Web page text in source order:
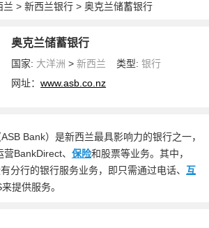
兰 > 新西兰银行 > 奥克兰储蓄银行
奥克兰储蓄银行
国家: 大洋洲 >新西兰 类型: 银行
网址：www.asb.co.nz
Bank）是新西兰最具影响力的银行之一，
BankDirect、 保险和股票等业务。其中，
分行的银行服务业务，即只需通过电话、 互
提供服务。